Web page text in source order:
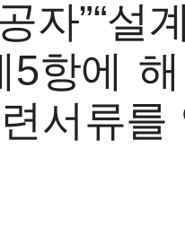
자”“설
5항에
서류